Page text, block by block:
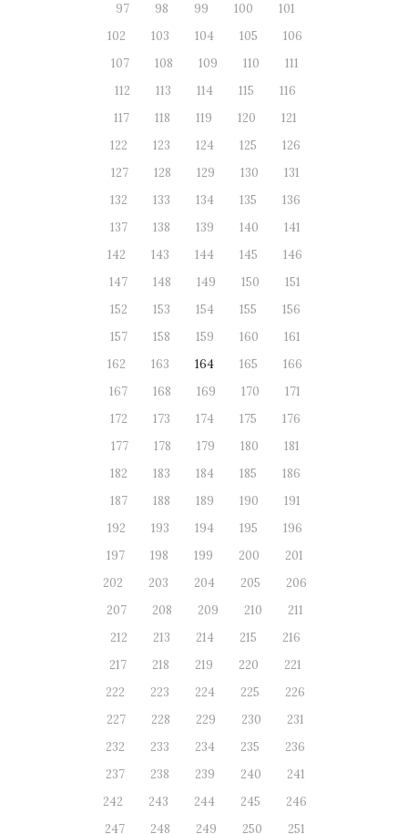
97
98 99 100
101
102
103 104 105
106
107
108 109 110
111
112
113 114 115
116
117
118 119 120
121
122
123 124 125
126
127
128 129 130
131
132
133 134 135
136
137
138 139 140
141
142
143 144 145
146
147
148 149 150
151
152
153 154 155
156
157
158 159 160
161
162
163 164 165
166
167
168 169 170
171
172
173 174 175
176
177
178 179 180
181
182
183 184 185
186
187
188 189 190
191
192
193 194 195
196
197
198 199 200
201
202
203 204 205
206
207
208 209 210
211
212
213 214 215
216
217
218 219 220
221
222
223 224 225
226
227
228 229 230
231
232
233 234 235
236
237
238 239 240
241
242
243 244 245
246
247
248 249 250
251